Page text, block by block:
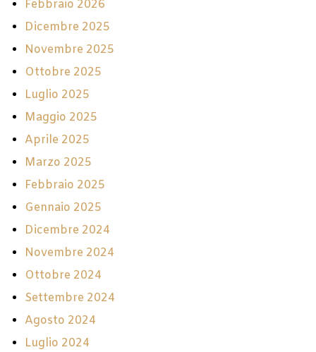
Febbraio 2026
Dicembre 2025
Novembre 2025
Ottobre 2025
Luglio 2025
Maggio 2025
Aprile 2025
Marzo 2025
Febbraio 2025
Gennaio 2025
Dicembre 2024
Novembre 2024
Ottobre 2024
Settembre 2024
Agosto 2024
Luglio 2024